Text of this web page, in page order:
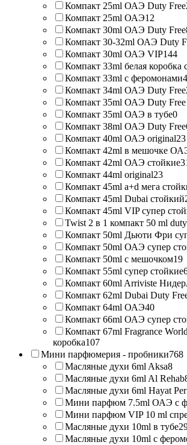
Компакт 25ml ОАЭ Duty Free
Компакт 25ml ОАЭ12
Компакт 30ml ОАЭ Duty Free
Компакт 30-32ml ОАЭ Duty
Компакт 30ml ОАЭ VIP144
Компакт 33ml белая коробка
Компакт 33ml с феромонами
Компакт 34ml ОАЭ Duty Free
Компакт 35ml ОАЭ Duty Free
Компакт 35ml ОАЭ в тубе0
Компакт 38ml ОАЭ Duty Free
Компакт 40ml ОАЭ original23
Компакт 42ml в мешочке
Компакт 42ml ОАЭ стойкие
Компакт 44ml original23
Компакт 45ml a+d мега
Компакт 45ml Dubai стойкий
Компакт 45ml VIP супер
Twist 2 в 1 компакт 50 ml
Компакт 50ml Дьюти Фри
Компакт 50ml ОАЭ супер
Компакт 50ml с мешочком19
Компакт 55ml супер стойкие
Компакт 60ml Arriviste
Компакт 62ml Dubai Duty
Компакт 64ml ОАЭ40
Компакт 66ml ОАЭ супер
Компакт 67ml Fragrance
коробка107
Мини парфюмерия - пробники768
Масляные духи 6ml Aksa8
Масляные духи 6ml Al Rehab
Масляные духи 6ml Hayat
Мини парфюм 7.5ml ОАЭ с
Мини парфюм VIP 10 ml
Масляные духи 10ml в тубе
Масляные духи 10ml с